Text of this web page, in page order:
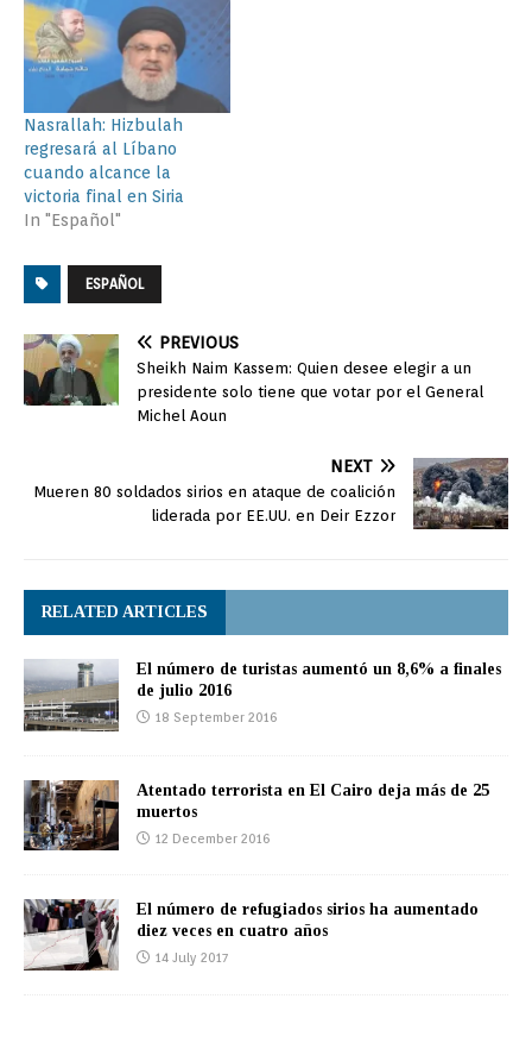
Nasrallah: Hizbulah
regresará al Líbano
cuando alcance la
victoria final en Siria
In "Español"
ESPAÑOL
PREVIOUS
Sheikh Naim Kassem: Quien desee elegir a un
presidente solo tiene que votar por el General
Michel Aoun
NEXT
Mueren 80 soldados sirios en ataque de coalición
liderada por EE.UU. en Deir Ezzor
RELATED ARTICLES
El número de turistas aumentó un 8,6% a finales
de julio 2016
18 September 2016
Atentado terrorista en El Cairo deja más de 25
muertos
12 December 2016
El número de refugiados sirios ha aumentado
diez veces en cuatro años
14 July 2017